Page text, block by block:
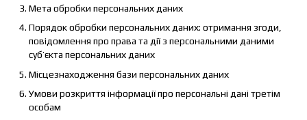
Мета обробки персональних даних
Порядок обробки персональних даних: отримання згоди,
повідомлення про права та дії з персональними даними
суб’єкта персональних даних
Місцезнаходження бази персональних даних
Умови розкриття інформації про персональні дані третім
особам